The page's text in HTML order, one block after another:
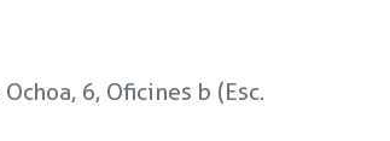
6, Oficines b (Esc.